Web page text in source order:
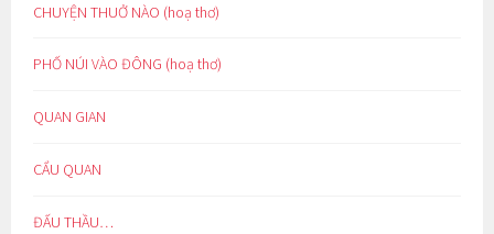
CHUYỆN THUỞ NÀO (hoạ thơ)
PHỐ NÚI VÀO ĐÔNG (hoạ thơ)
QUAN GIAN
CẨU QUAN
ĐẤU THẦU…